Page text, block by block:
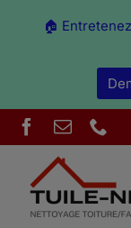
Skip
to
content
🏠